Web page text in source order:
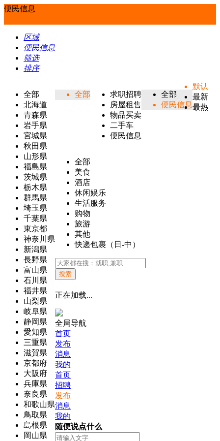
便民信息
区域
便民信息
筛选
排序
全部
北海道
青森県
岩手県
宮城県
秋田県
山形県
福島県
茨城県
栃木県
群馬県
埼玉県
千葉県
東京都
神奈川県
新潟県
長野県
富山県
石川県
福井県
山梨県
岐阜県
静岡県
愛知県
三重県
滋賀県
京都府
大阪府
兵庫県
奈良県
和歌山県
鳥取県
島根県
岡山県
全部
求职招聘
房屋租售
物品买卖
二手车
便民信息
全部
便民信息
全部
美食
酒店
休闲娱乐
生活服务
购物
旅游
其他
快递包裹（日-中）
默认
最新
最热
搜索
正在加载...
全局导航
首页
发布
消息
我的
首页
招聘
发布
消息
我的
随便说点什么